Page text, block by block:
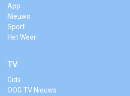
App
Nieuws
Sport
Het Weer
TV
Gids
OOG TV Nieuws